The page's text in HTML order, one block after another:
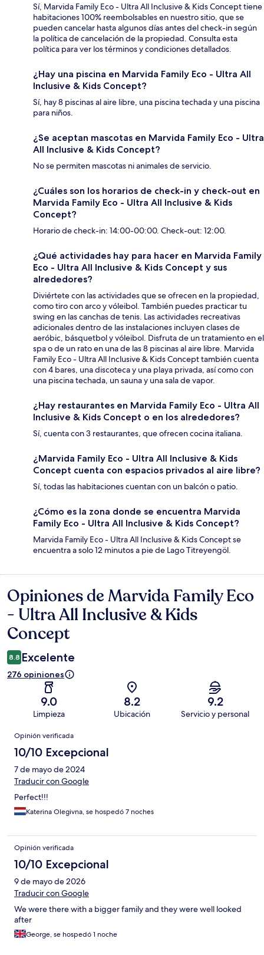
Sí, Marvida Family Eco - Ultra All Inclusive & Kids Concept tiene
habitaciones 100% reembolsables en nuestro sitio, que se
pueden cancelar hasta algunos días antes del check-in según
la política de cancelación de la propiedad. Consulta esta
política para ver los términos y condiciones detallados.
¿Hay una piscina en Marvida Family Eco - Ultra All
Inclusive & Kids Concept?
Sí, hay 8 piscinas al aire libre, una piscina techada y una piscina
para niños.
¿Se aceptan mascotas en Marvida Family Eco - Ultra
All Inclusive & Kids Concept?
No se permiten mascotas ni animales de servicio.
¿Cuáles son los horarios de check-in y check-out en
Marvida Family Eco - Ultra All Inclusive & Kids
Concept?
Horario de check-in: 14:00-00:00. Check-out: 12:00.
¿Qué actividades hay para hacer en Marvida Family
Eco - Ultra All Inclusive & Kids Concept y sus
alrededores?
Diviértete con las actividades que se ofrecen en la propiedad,
como tiro con arco y vóleibol. También puedes practicar tu
swing en las canchas de tenis. Las actividades recreativas
adicionales dentro de las instalaciones incluyen clases de
aeróbic, básquetbol y vóleibol. Disfruta de un tratamiento en el
spa o de un rato en una de las 8 piscinas al aire libre. Marvida
Family Eco - Ultra All Inclusive & Kids Concept también cuenta
con 4 bares, una discoteca y una playa privada, así como con
una piscina techada, un sauna y una sala de vapor.
¿Hay restaurantes en Marvida Family Eco - Ultra All
Inclusive & Kids Concept o en los alrededores?
Sí, cuenta con 3 restaurantes, que ofrecen cocina italiana.
¿Marvida Family Eco - Ultra All Inclusive & Kids
Concept cuenta con espacios privados al aire libre?
Sí, todas las habitaciones cuentan con un balcón o patio.
¿Cómo es la zona donde se encuentra Marvida
Family Eco - Ultra All Inclusive & Kids Concept?
Marvida Family Eco - Ultra All Inclusive & Kids Concept se
encuentra a solo 12 minutos a pie de Lago Titreyengöl.
Opiniones
Opiniones de Marvida Family Eco
- Ultra All Inclusive & Kids
Concept
8.8 Excelente
276 opiniones
9.0
Limpieza
8.2
Ubicación
9.2
Servicio y personal
Opiniones
Opinión verificada
10/10 Excepcional
7 de mayo de 2024
Traducir con Google
Perfect!!!
Katerina Olegivna, se hospedó 7 noches
Opinión verificada
10/10 Excepcional
9 de mayo de 2026
Traducir con Google
We were there with a bigger family and they were well looked
after
George, se hospedó 1 noche